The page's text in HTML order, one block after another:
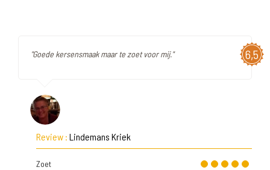
6,5
"Goede kersensmaak maar te zoet voor mij."
Review : Lindemans Kriek
Zoet